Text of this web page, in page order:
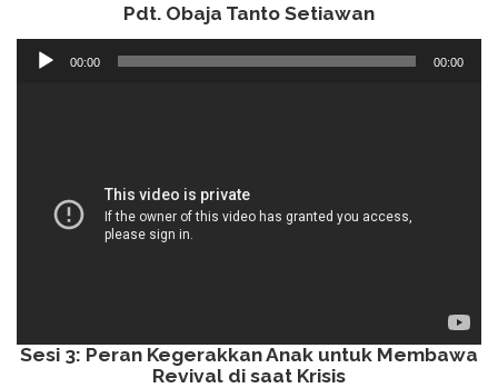
Pdt. Obaja Tanto Setiawan
Audio
Player
00:00 00:00
Sesi 3: Peran Kegerakkan Anak untuk Membawa
Revival di saat Krisis